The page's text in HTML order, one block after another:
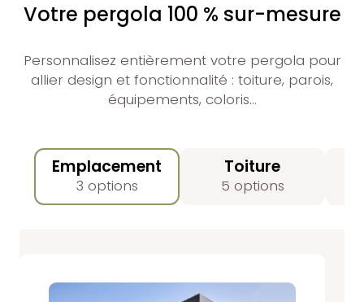
Votre pergola 100 % sur-mesure
Personnalisez entièrement votre pergola pour
allier design et fonctionnalité : toiture, parois,
équipements, coloris…
Emplacement
3 options
Toiture
5 options